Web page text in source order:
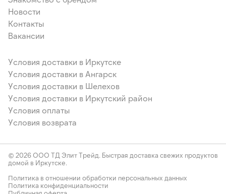
Новости
Контакты
Вакансии
Условия доставки в Иркутске
Условия доставки в Ангарск
Условия доставки в Шелехов
Условия доставки в Иркутский район
Условия оплаты
Условия возврата
© 2026 ООО ТД Элит Трейд. Быстрая доставка свежих продуктов
домой в Иркутске.
Политика в отношении обработки персональных данных
Политика конфиденциальности